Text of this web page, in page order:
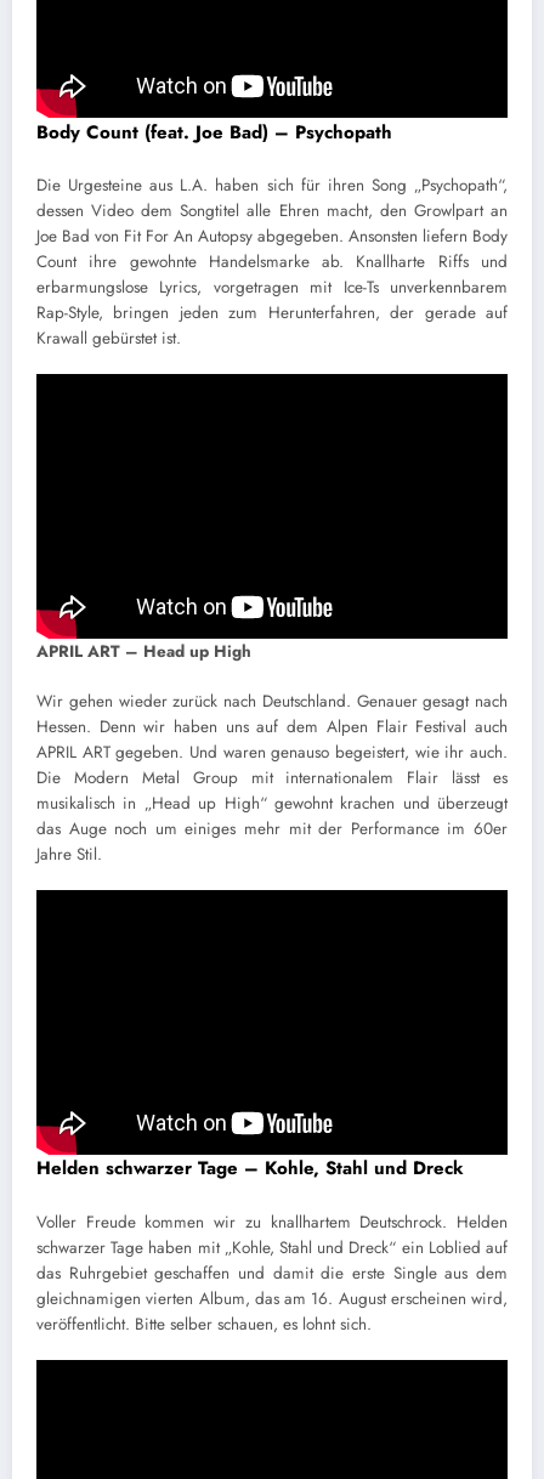
Body Count (feat. Joe Bad) – Psychopath
Die Urgesteine aus L.A. haben sich für ihren Song „Psychopath“,
dessen Video dem Songtitel alle Ehren macht, den Growlpart an
Joe Bad von Fit For An Autopsy abgegeben. Ansonsten liefern Body
Count ihre gewohnte Handelsmarke ab. Knallharte Riffs und
erbarmungslose Lyrics, vorgetragen mit Ice-Ts unverkennbarem
Rap-Style, bringen jeden zum Herunterfahren, der gerade auf
Krawall gebürstet ist.
APRIL ART – Head up High
Wir gehen wieder zurück nach Deutschland. Genauer gesagt nach
Hessen. Denn wir haben uns auf dem Alpen Flair Festival auch
APRIL ART gegeben. Und waren genauso begeistert, wie ihr auch.
Die Modern Metal Group mit internationalem Flair lässt es
musikalisch in „Head up High“ gewohnt krachen und überzeugt
das Auge noch um einiges mehr mit der Performance im 60er
Jahre Stil.
Helden schwarzer Tage – Kohle, Stahl und Dreck
Voller Freude kommen wir zu knallhartem Deutschrock. Helden
schwarzer Tage haben mit „Kohle, Stahl und Dreck“ ein Loblied auf
das Ruhrgebiet geschaffen und damit die erste Single aus dem
gleichnamigen vierten Album, das am 16. August erscheinen wird,
veröffentlicht. Bitte selber schauen, es lohnt sich.